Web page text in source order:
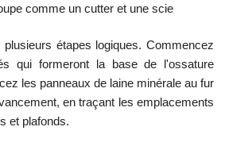
comme un cutter et une scie
étapes logiques. Commencez
qui formeront la base de l'ossature
les panneaux de laine minérale au fur
en traçant les emplacements
et plafonds.